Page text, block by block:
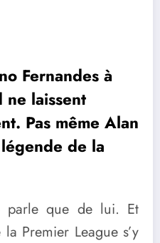
Fernandes à
ne laissent
Pas même Alan
de la
parle que de lui. Et
Premier League s’y